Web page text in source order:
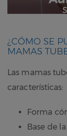
¿CÓMO SE
MAMAS
Las mamas
características:
Forma
Base de